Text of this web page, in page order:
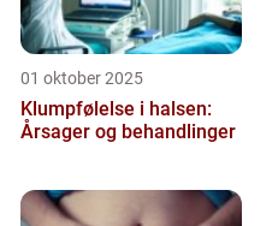
01 oktober 2025
Klumpfølelse i halsen:
Årsager og behandlinger